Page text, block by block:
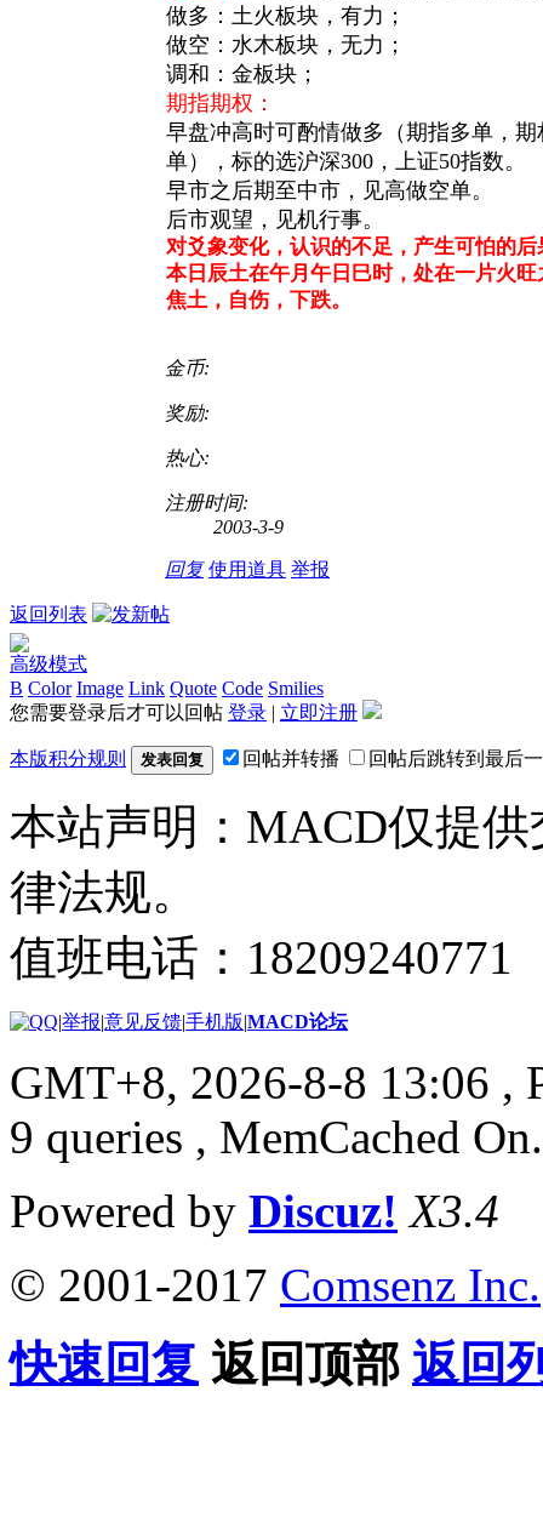
做多：土火板块，有力；
做空：水木板块，无力；
调和：金板块；
期指期权：
早盘冲高时可酌情做多（期指多单，期
单），标的选沪深300，上证50指数。
早市之后期至中市，见高做空单。
后市观望，见机行事。
对爻象变化，认识的不足，产生可怕的后
本日辰土在午月午日巳时，处在一片火
焦土，自伤，下跌。
金币:
奖励:
热心:
注册时间:
2003-3-9
回复 使用道具 举报
返回列表
高级模式
B Color Image Link Quote Code Smilies
您需要登录后才可以回帖 登录 | 立即注册
本版积分规则 发表回复 回帖并转播 回帖后跳转到最后
本站声明：MACD仅提
律法规。
值班电话：
|举报|意见反馈|手机版|MACD论坛
GMT+8, 2026-8-8 13:06 ,
9 queries , MemCached On.
Powered by Discuz! X3.4
© 2001-2017 Comsenz Inc.
快速回复 返回顶部 返回